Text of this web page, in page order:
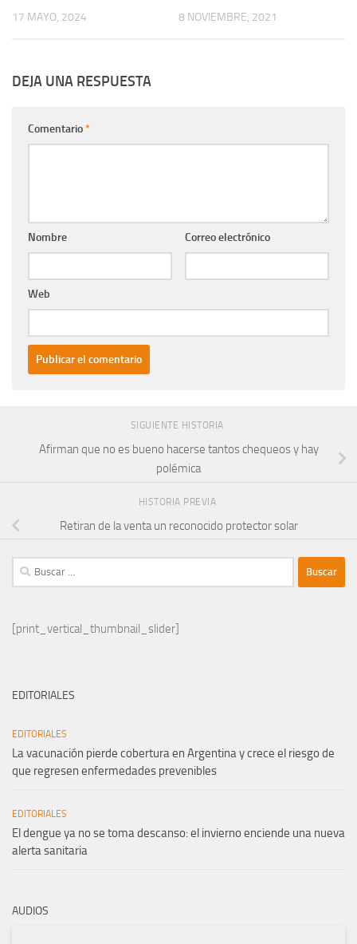
17 MAYO, 2024 8 NOVIEMBRE, 2021
DEJA UNA RESPUESTA
Comentario*
Nombre Correo electrónico
Web
SIGUIENTE HISTORIA
Afirman que no es bueno hacerse tantos chequeos y hay
polémica
HISTORIA PREVIA
Retiran de la venta un reconocido protector solar
Buscar:
[print_vertical_thumbnail_slider]
EDITORIALES
EDITORIALES
La vacunación pierde cobertura en Argentina y crece el riesgo de
que regresen enfermedades prevenibles
EDITORIALES
El dengue ya no se toma descanso: el invierno enciende una nueva
alerta sanitaria
AUDIOS